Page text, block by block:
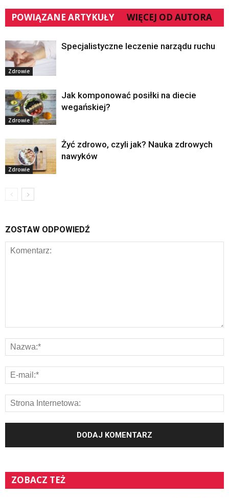
POWIĄZANE ARTYKUŁY WIĘCEJ OD AUTORA
Zdrowie
Specjalistyczne leczenie narządu ruchu
Zdrowie
Jak komponować posiłki na diecie
wegańskiej?
Zdrowie
Żyć zdrowo, czyli jak? Nauka zdrowych
nawyków
ZOSTAW ODPOWIEDŹ
ZOBACZ TEŻ